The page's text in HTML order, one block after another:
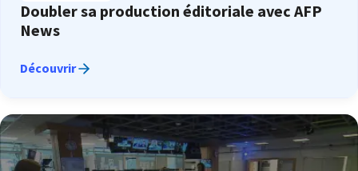
Doubler sa production éditoriale avec AFP
News
Découvrir